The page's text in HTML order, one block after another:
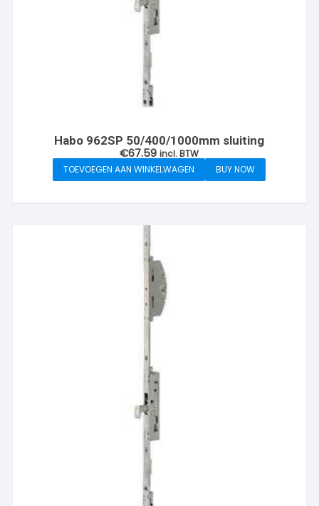
Habo 962SP 50/400/1000mm sluiting
€67.59 incl. BTW
TOEVOEGEN AAN WINKELWAGEN
BUY NOW